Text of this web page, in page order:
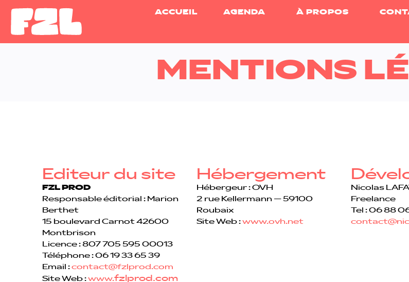
ACCUEIL AGENDA À PROPOS
MENTIONS
Editeur du site
FZL PROD
Responsable éditorial : Marion
Berthet
15 boulevard Carnot 42600
Montbrison
Licence : 807 705 595 00013
Téléphone : 06 19 33 65 39
Email : contact@fzlprod.com
Site Web : www.fzlprod.com
Hébergement
Hébergeur : OVH
2 rue Kellermann – 59100
Roubaix
Site Web : www.ovh.net
Nicolas
Freelance
Tel : 06 88